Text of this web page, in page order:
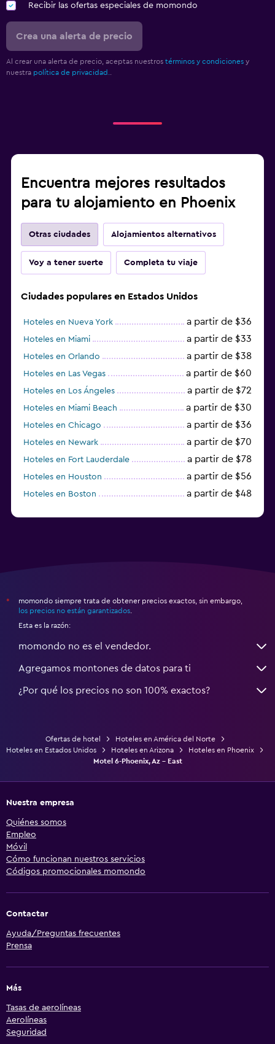
Recibir las ofertas especiales de momondo
Crea una alerta de precio
Al crear una alerta de precio, aceptas nuestros términos y condiciones y
nuestra política de privacidad.
Encuentra mejores resultados
para tu alojamiento en Phoenix
Otras ciudades Alojamientos alternativos
Voy a tener suerte Completa tu viaje
Ciudades populares en Estados Unidos
Hoteles en Nueva York a partir de $36
Hoteles en Miami a partir de $33
Hoteles en Orlando a partir de $38
Hoteles en Las Vegas a partir de $60
Hoteles en Los Ángeles a partir de $72
Hoteles en Miami Beach a partir de $30
Hoteles en Chicago a partir de $36
Hoteles en Newark a partir de $70
Hoteles en Fort Lauderdale a partir de $78
Hoteles en Houston a partir de $56
Hoteles en Boston a partir de $48
*
momondo siempre trata de obtener precios exactos, sin embargo,
los precios no están garantizados
Esta es la razón:
momondo no es el vendedor.
Agregamos montones de datos para ti
¿Por qué los precios no son 100% exactos?
Ofertas de hotel
Hoteles en América del Norte
Hoteles en Estados Unidos
Hoteles en Arizona
Hoteles en Phoenix
Motel 6-Phoenix, Az - East
Nuestra empresa
Quiénes somos
Empleo
Móvil
Cómo funcionan nuestros servicios
Códigos promocionales momondo
Contactar
Ayuda/Preguntas frecuentes
Prensa
Más
Tasas de aerolíneas
Aerolíneas
Seguridad